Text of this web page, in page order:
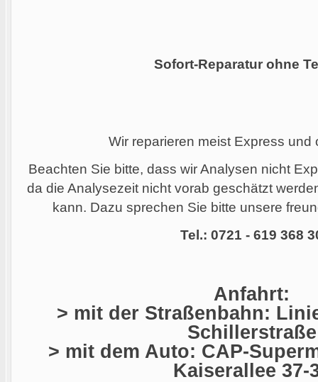
Sofort-Reparatur ohne
Wir reparieren meist Express und
Beachten Sie bitte, dass wir Analysen nicht
da die Analysezeit nicht vorab geschätzt
kann. Dazu sprechen Sie bitte unsere
Tel.: 0721 - 619 368
Anfahrt:
> mit der Straßenbahn:
Schillerstraße
> mit dem Auto: CAP-
Kaiserallee 37-